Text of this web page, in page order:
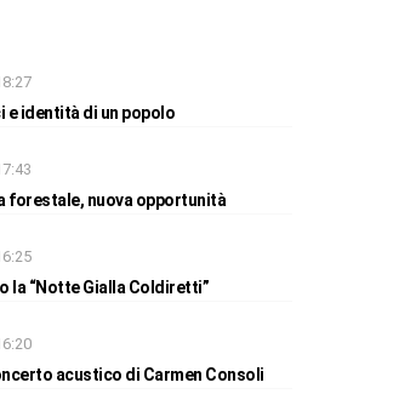
e identità di un popolo
forestale, nuova opportunità
la “Notte Gialla Coldiretti”
acustico di Carmen Consoli